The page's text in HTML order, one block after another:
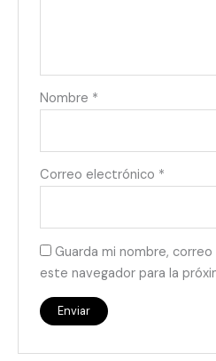
Nombre *
Correo electrónico *
Guarda mi nombre,
este navegador para la